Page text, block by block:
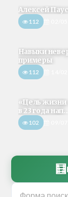
Алексей
112
Навыки
примеры
112
«Цель жизни
в 23 года нап...
102
🧮